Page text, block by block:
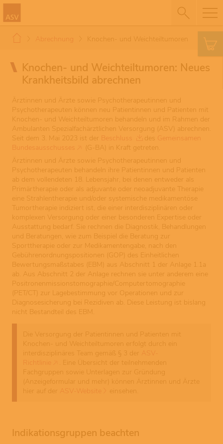
Abrechnung Knochen- und Weichteiltumoren
Knochen- und Weichteiltumoren: Neues
Krankheitsbild abrechnen
Ärztinnen und Ärzte sowie Psychotherapeutinnen und
Psychotherapeuten können neu Patientinnen und Patienten mit
Knochen- und Weichteiltumoren behandeln und im Rahmen der
Ambulanten Spezialfachärztlichen Versorgung (ASV) abrechnen.
Seit dem 3. Mai 2023 ist der Beschluss des Gemeinsamen
Bundesausschusses
(G-BA) in Kraft getreten.
Ärztinnen und Ärzte sowie Psychotherapeutinnen und
Psychotherapeuten behandeln ihre Patientinnen und Patienten
ab dem vollendeten 18. Lebensjahr, bei denen entweder als
Primärtherapie oder als adjuvante oder neoadjuvante Therapie
eine Strahlentherapie und/oder systemische medikamentöse
Tumortherapie indiziert ist, die einer interdisziplinären oder
komplexen Versorgung oder einer besonderen Expertise oder
Ausstattung bedarf. Sie rechnen die Diagnostik, Behandlungen
und Beratungen, wie zum Beispiel die Beratung zur
Sporttherapie oder zur Medikamentengabe, nach den
Gebührenordnungspositionen (GOP) des Einheitlichen
Bewertungsmaßstabes (EBM) aus Abschnitt 1 der Anlage 1.1a
ab. Aus Abschnitt 2 der Anlage rechnen sie unter anderem eine
Positronenmissionstomographie/Computertomographie
(PET/CT) zur Lagebestimmung vor Operationen und zur
Diagnosesicherung bei Rezidiven ab. Diese Leistung ist bislang
nicht Bestandteil des EBM.
Die Versorgung der Patientinnen und Patienten mit
Knochen- und Weichteiltumoren erfolgt durch ein
interdisziplinäres Team gemäß § 3 der
ASV-
Richtlinie
. Eine Übersicht der teilnehmenden
Fachgruppen sowie Unterlagen zur Gründung
(Anzeigeformular und mehr) können Ärztinnen und Ärzte
hier auf der
ASV-Website einsehen.
Indikationsgruppen beachten